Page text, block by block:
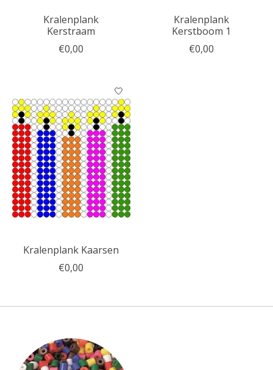
Kralenplank
Kerstraam
€0,00
Kralenplank
Kerstboom 1
€0,00
Kralenplank Kaarsen
€0,00